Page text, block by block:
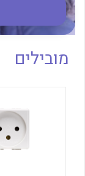
מובילים